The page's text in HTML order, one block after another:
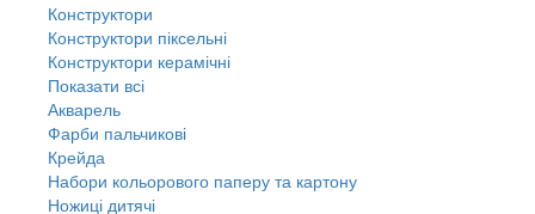
Конструктори
Конструктори піксельні
Конструктори керамічні
Показати всі
Акварель
Фарби пальчикові
Крейда
Набори кольорового паперу та картону
Ножиці дитячі